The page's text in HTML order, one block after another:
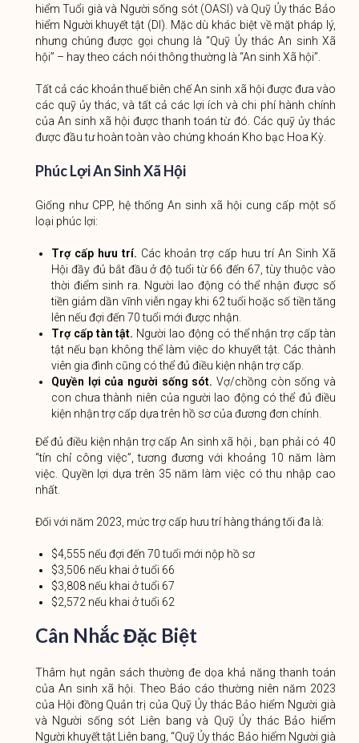
hiểm Tuổi già và Người sống sót (OASI) và Quỹ Ủy thác Bảo
hiểm Người khuyết tật (DI). Mặc dù khác biệt về mặt pháp lý,
nhưng chúng được gọi chung là “Quỹ Ủy thác An sinh Xã
hội” – hay theo cách nói thông thường là “An sinh Xã hội”.
Tất cả các khoản thuế biên chế An sinh xã hội được đưa vào
các quỹ ủy thác, và tất cả các lợi ích và chi phí hành chính
của An sinh xã hội được thanh toán từ đó. Các quỹ ủy thác
được đầu tư hoàn toàn vào chứng khoán Kho bạc Hoa Kỳ.
Phúc Lợi An Sinh Xã Hội
Giống như CPP, hệ thống An sinh xã hội cung cấp một số
loại phúc lợi:
Trợ cấp hưu trí. Các khoản trợ cấp hưu trí An Sinh Xã
Hội đầy đủ bắt đầu ở độ tuổi từ 66 đến 67, tùy thuộc vào
thời điểm sinh ra. Người lao động có thể nhận được số
tiền giảm dần vĩnh viễn ngay khi 62 tuổi hoặc số tiền tăng
lên nếu đợi đến 70 tuổi mới được nhận.
Trợ cấp tàn tật. Người lao động có thể nhận trợ cấp tàn
tật nếu bạn không thể làm việc do khuyết tật. Các thành
viên gia đình cũng có thể đủ điều kiện nhận trợ cấp.
Quyền lợi của người sống sót. Vợ/chồng còn sống và
con chưa thành niên của người lao động có thể đủ điều
kiện nhận trợ cấp dựa trên hồ sơ của đương đơn chính.
Để đủ điều kiện nhận trợ cấp An sinh xã hội , bạn phải có 40
“tín chỉ công việc”, tương đương với khoảng 10 năm làm
việc. Quyền lợi dựa trên 35 năm làm việc có thu nhập cao
nhất.
Đối với năm 2023, mức trợ cấp hưu trí hàng tháng tối đa là:
$4,555 nếu đợi đến 70 tuổi mới nộp hồ sơ
$3,506 nếu khai ở tuổi 66
$3,808 nếu khai ở tuổi 67
$2,572 nếu khai ở tuổi 62
Cân Nhắc Đặc Biệt
Thâm hụt ngân sách thường đe dọa khả năng thanh toán
của An sinh xã hội. Theo Báo cáo thường niên năm 2023
của Hội đồng Quản trị của Quỹ Ủy thác Bảo hiểm Người già
và Người sống sót Liên bang và Quỹ Ủy thác Bảo hiểm
Người khuyết tật Liên bang, “Quỹ Ủy thác Bảo hiểm Người già